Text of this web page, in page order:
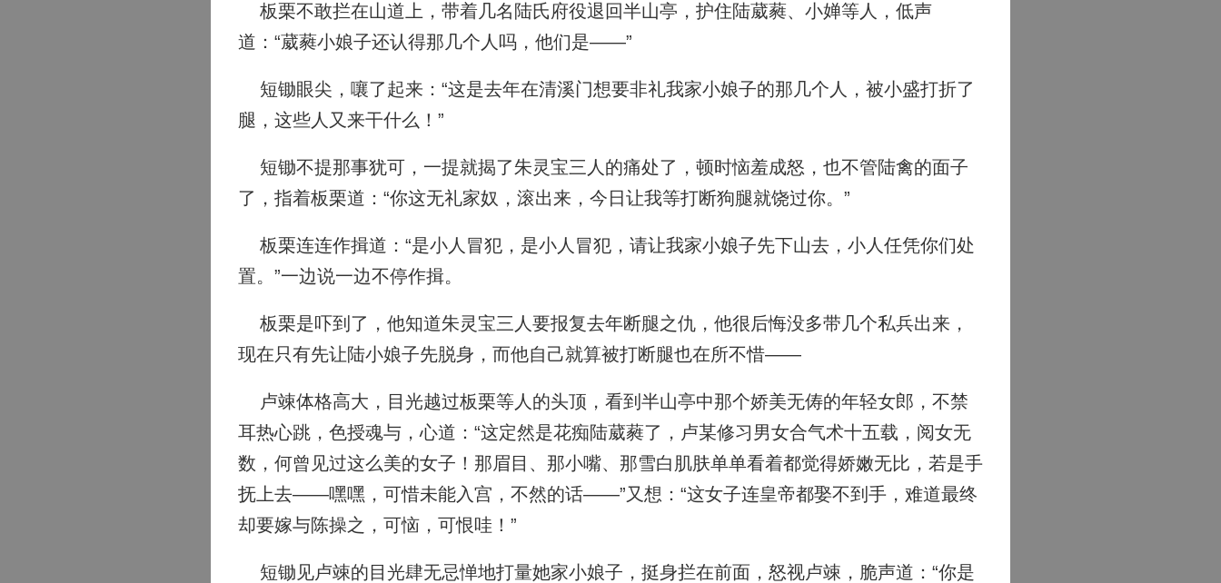
板栗不敢拦在山道上，带着几名陆氏府役退回半山亭，护住陆葳蕤、小婵等人，低声
道：“葳蕤小娘子还认得那几个人吗，他们是——”
短锄眼尖，嚷了起来：“这是去年在清溪门想要非礼我家小娘子的那几个人，被小盛打折了
腿，这些人又来干什么！”
短锄不提那事犹可，一提就揭了朱灵宝三人的痛处了，顿时恼羞成怒，也不管陆禽的面子
了，指着板栗道：“你这无礼家奴，滚出来，今日让我等打断狗腿就饶过你。”
板栗连连作揖道：“是小人冒犯，是小人冒犯，请让我家小娘子先下山去，小人任凭你们处
置。”一边说一边不停作揖。
板栗是吓到了，他知道朱灵宝三人要报复去年断腿之仇，他很后悔没多带几个私兵出来，
现在只有先让陆小娘子先脱身，而他自己就算被打断腿也在所不惜——
卢竦体格高大，目光越过板栗等人的头顶，看到半山亭中那个娇美无俦的年轻女郎，不禁
耳热心跳，色授魂与，心道：“这定然是花痴陆葳蕤了，卢某修习男女合气术十五载，阅女无
数，何曾见过这么美的女子！那眉目、那小嘴、那雪白肌肤单单看着都觉得娇嫩无比，若是手
抚上去——嘿嘿，可惜未能入宫，不然的话——”又想：“这女子连皇帝都娶不到手，难道最终
却要嫁与陈操之，可恼，可恨哇！”
短锄见卢竦的目光肆无忌惮地打量她家小娘子，挺身拦在前面，怒视卢竦，脆声道：“你是